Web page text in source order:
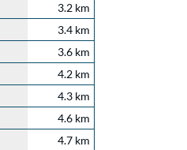
3.2 km
3.4 km
3.6 km
4.2 km
4.3 km
4.6 km
4.7 km